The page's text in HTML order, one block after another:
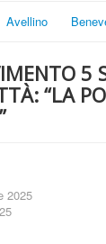
Avellino
5
“LA
2025